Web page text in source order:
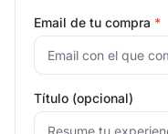
Email de tu compra *
Título (opcional)